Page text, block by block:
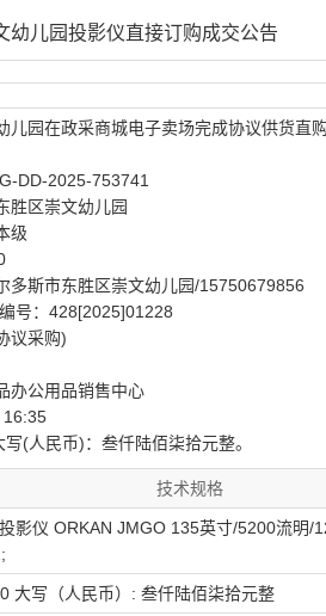
幼儿园投影仪直接订购成交公告
儿园在政采商城电子卖场完成协议供货直
DD-2025-753741
胜区崇文幼儿园
级
多斯市东胜区崇文幼儿园/15750679856
号：428[2025]01228
议采购)
办公用品销售中心
16:35
(人民币)：叁仟陆佰柒拾元整。
技术规格
影仪 ORKAN JMGO 135英寸/5200流明/
大写（人民币）: 叁仟陆佰柒拾元整